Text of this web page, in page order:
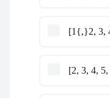
[1{,}2, 3,
[2, 3, 4,